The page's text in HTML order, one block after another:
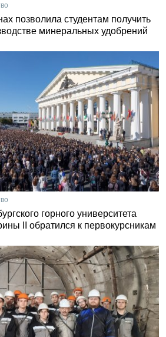
позволила студентам получить
минеральных удобрений
горного университета
II обратился к первокурсникам